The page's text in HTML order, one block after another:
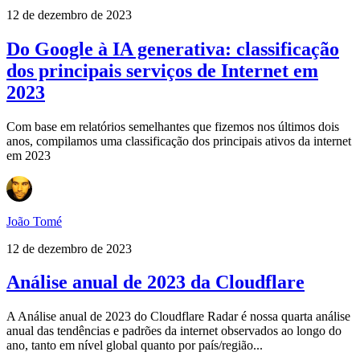
12 de dezembro de 2023
Do Google à IA generativa: classificação
dos principais serviços de Internet em
2023
Com base em relatórios semelhantes que fizemos nos últimos dois
anos, compilamos uma classificação dos principais ativos da internet
em 2023
João Tomé
12 de dezembro de 2023
Análise anual de 2023 da Cloudflare
A Análise anual de 2023 do Cloudflare Radar é nossa quarta análise
anual das tendências e padrões da internet observados ao longo do
ano, tanto em nível global quanto por país/região...